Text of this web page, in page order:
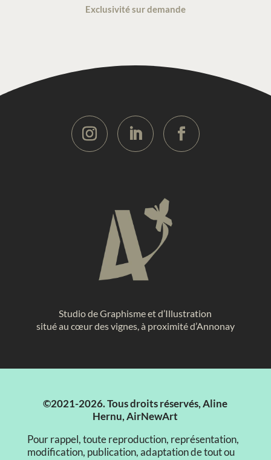
Exclusivité sur demande
Studio de Graphisme et d’Illustration
situé au cœur des vignes, à proximité d’Annonay
©2021-2026. Tous droits réservés, Aline
Hernu, AirNewArt
Pour rappel, toute reproduction, représentation,
modification, publication, adaptation de tout ou